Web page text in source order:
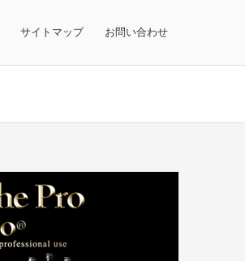
サイトマップ お問い合わせ